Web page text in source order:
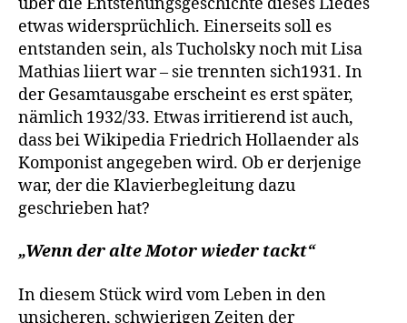
etwas widersprüchlich. Einerseits soll es
entstanden sein, als Tucholsky noch mit Lisa
Mathias liiert war – sie trennten sich1931. In
der Gesamtausgabe erscheint es erst später,
nämlich 1932/33. Etwas irritierend ist auch,
dass bei Wikipedia Friedrich Hollaender als
Komponist angegeben wird. Ob er derjenige
war, der die Klavierbegleitung dazu
geschrieben hat?
„Wenn der alte Motor wieder tackt“
In diesem Stück wird vom Leben in den
unsicheren, schwierigen Zeiten der